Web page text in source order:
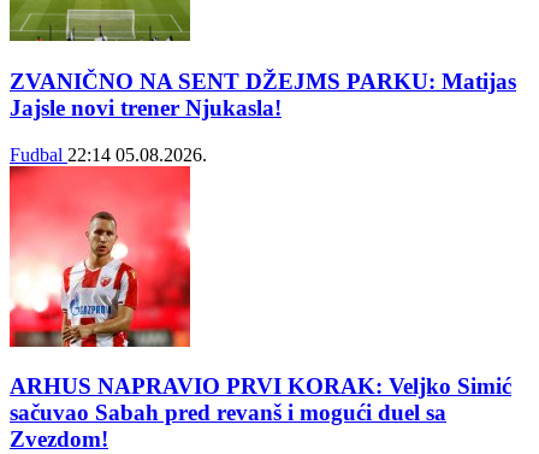
ZVANIČNO NA SENT DŽEJMS PARKU: Matijas
Jajsle novi trener Njukasla!
Fudbal 22:14 05.08.2026.
ARHUS NAPRAVIO PRVI KORAK: Veljko Simić
sačuvao Sabah pred revanš i mogući duel sa
Zvezdom!